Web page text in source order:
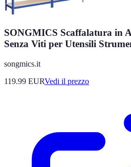
SONGMICS Scaffalatura in
Senza Viti per Utensili
songmics.it
119.99 EURVedi il prezzo